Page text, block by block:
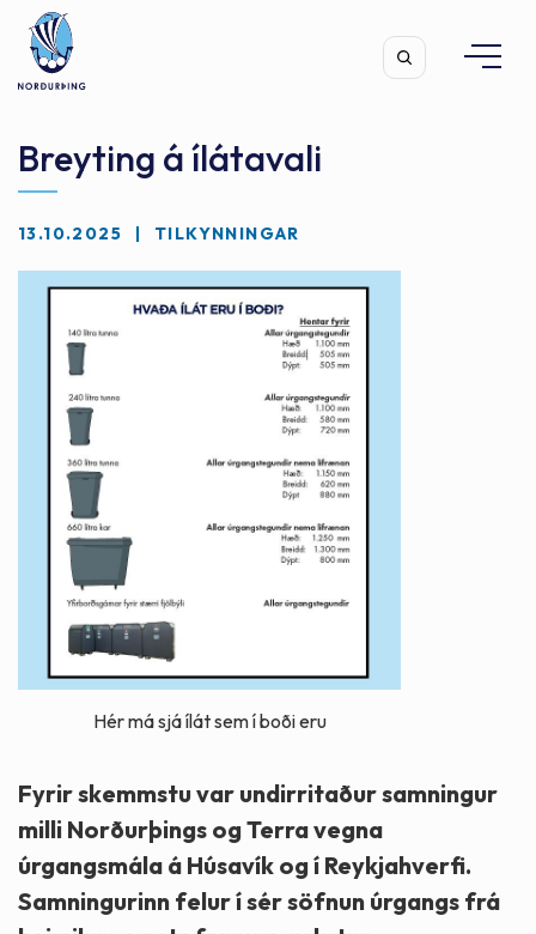
Leita
Breyting á ílátavali
13.10.2025 TILKYNNINGAR
Hér má sjá ílát sem í boði eru
Fyrir skemmstu var undirritaður samningur
milli Norðurþings og Terra vegna
úrgangsmála á Húsavík og í Reykjahverfi.
Samningurinn felur í sér söfnun úrgangs frá